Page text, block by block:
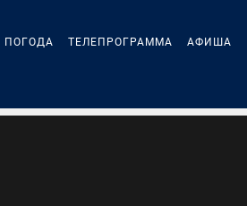
ПОГОДА ТЕЛЕПРОГРАММА АФИША